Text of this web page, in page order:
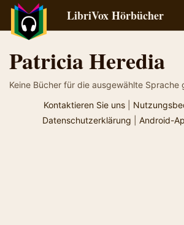
LibriVox Hörbücher
Patricia Heredia
Keine Bücher für die ausgewählte Sprache
Kontaktieren Sie uns
Datenschutzerklärung
Android-